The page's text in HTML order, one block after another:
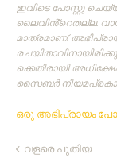
ഇവിടെ പോസ്റ്റു
ലൈവിൻ്റെതല്ല.
മാത്രമാണ്‌.
ക്കെതിരായി
സൈബര്‍
ഒരു അഭിപ്രായം
വളരെ പുതിയ